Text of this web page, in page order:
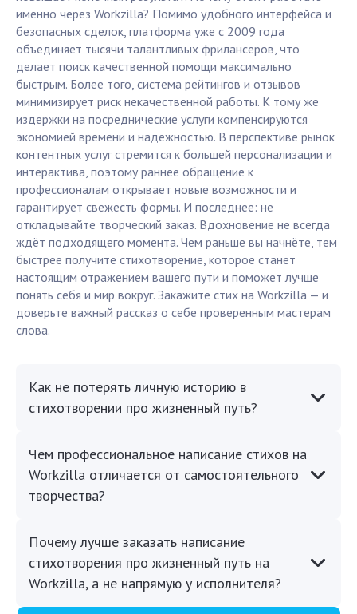
именно через Workzilla? Помимо удобного интерфейса и
безопасных сделок, платформа уже с 2009 года
объединяет тысячи талантливых фрилансеров, что
делает поиск качественной помощи максимально
быстрым. Более того, система рейтингов и отзывов
минимизирует риск некачественной работы. К тому же
издержки на посреднические услуги компенсируются
экономией времени и надежностью. В перспективе рынок
контентных услуг стремится к большей персонализации и
интерактива, поэтому раннее обращение к
профессионалам открывает новые возможности и
гарантирует свежесть формы. И последнее: не
откладывайте творческий заказ. Вдохновение не всегда
ждёт подходящего момента. Чем раньше вы начнёте, тем
быстрее получите стихотворение, которое станет
настоящим отражением вашего пути и поможет лучше
понять себя и мир вокруг. Закажите стих на Workzilla — и
доверьте важный рассказ о себе проверенным мастерам
слова.
Как не потерять личную историю в
стихотворении про жизненный путь?
Чем профессиональное написание стихов на
Workzilla отличается от самостоятельного
творчества?
Почему лучше заказать написание
стихотворения про жизненный путь на
Workzilla, а не напрямую у исполнителя?